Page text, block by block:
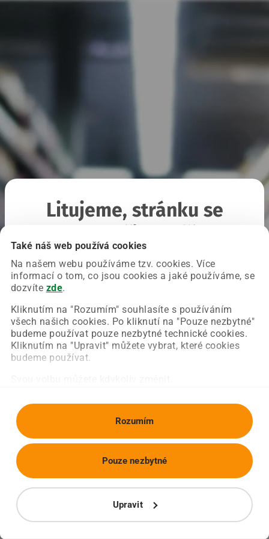
Také náš web používá cookies
Na našem webu používáme tzv. cookies. Více
informací o tom, co jsou cookies a jaké používáme, se
dozvíte zde.
Kliknutím na "Rozumím" souhlasíte s používáním
všech našich cookies. Po kliknutí na "Pouze nezbytné"
budeme používat pouze nezbytné technické cookies.
Kliknutím na "Upravit" můžete vybrat, které cookies
budeme používat.
Rozumím
Upravit
Pouze nezbytné
Litujeme, stránku se
Chyba nastala na naší straně a už ji opravujeme.
Zkuste prosím znovu načíst požadovanou stránku.
Obnovit stránku Úvodní strana